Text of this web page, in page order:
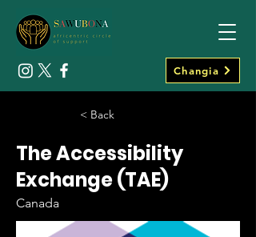
Changia
< Back
The Accessibility
Exchange (TAE)
Canada